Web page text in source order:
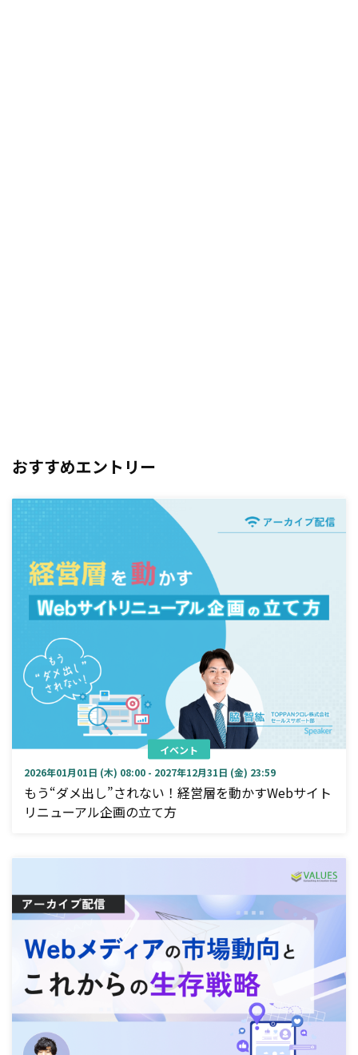
おすすめエントリー
イベント
2026年01月01日 (木) 08:00 - 2027年12月31日 (金) 23:59
もう“ダメ出し”されない！経営層を動かすWebサイト
リニューアル企画の立て方